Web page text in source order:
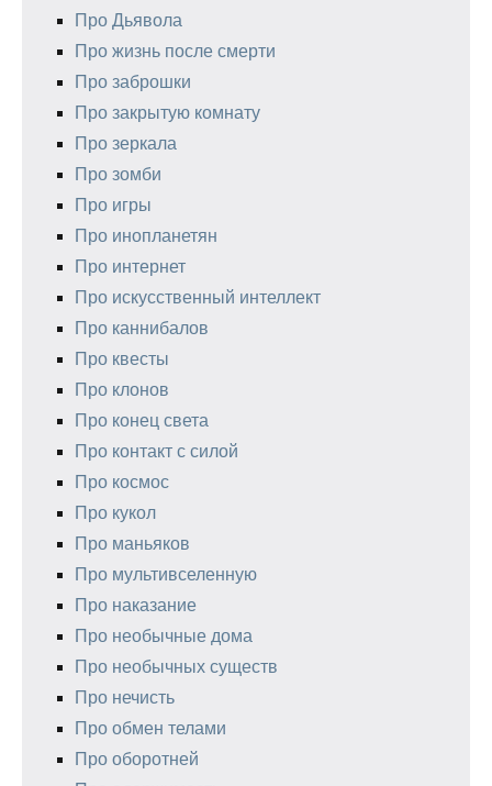
Про Дьявола
Про жизнь после смерти
Про заброшки
Про закрытую комнату
Про зеркала
Про зомби
Про игры
Про инопланетян
Про интернет
Про искусственный интеллект
Про каннибалов
Про квесты
Про клонов
Про конец света
Про контакт с силой
Про космос
Про кукол
Про маньяков
Про мультивселенную
Про наказание
Про необычные дома
Про необычных существ
Про нечисть
Про обмен телами
Про оборотней